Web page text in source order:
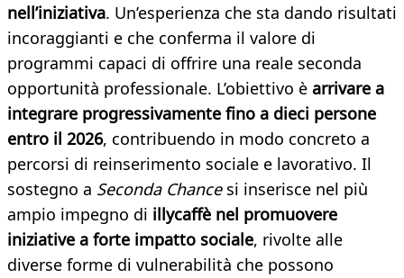
nell’iniziativa. Un’esperienza che sta dando risultati
incoraggianti e che conferma il valore di
programmi capaci di offrire una reale seconda
opportunità professionale. L’obiettivo è arrivare a
integrare progressivamente fino a dieci persone
entro il 2026, contribuendo in modo concreto a
percorsi di reinserimento sociale e lavorativo. Il
sostegno a Seconda Chancesi inserisce nel più
ampio impegno di illycaffè nel promuovere
iniziative a forte impatto sociale, rivolte alle
diverse forme di vulnerabilità che possono